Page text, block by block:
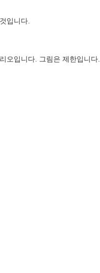
입니다.
오입니다. 그림은 제한입니